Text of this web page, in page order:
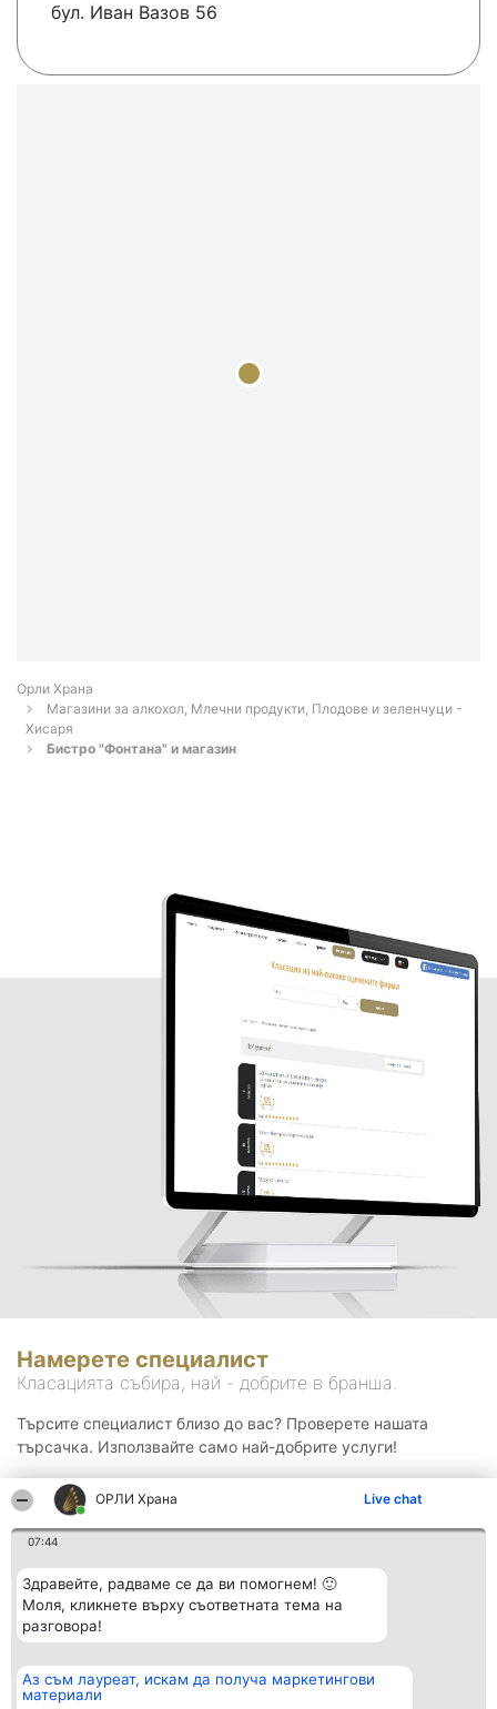
ОРЛИ Храна Live chat
07:44
Здравейте, радваме се да ви помогнем! 🙂
Моля, кликнете върху съответната тема на
разговора!
Аз съм лауреат, искам да получа маркетингови
материали
бул. Иван Вазов 56
Орли Храна
Магазини за алкохол, Млечни продукти, Плодове и зеленчуци -
Хисаря
Бистро "Фонтана" и магазин
Намерете специалист
Класацията събира, най - добрите в бранша.
Търсите специалист близо до вас? Проверете нашата
търсачка. Използвайте само най-добрите услуги!
Организатор на
класиране
Класация Контакти